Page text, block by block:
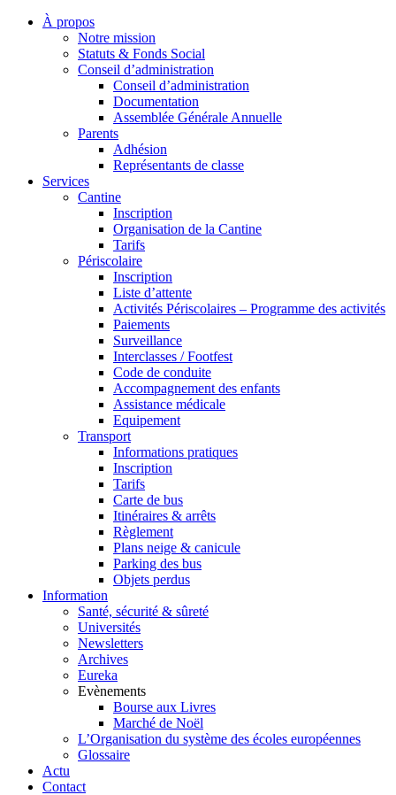
À propos
Notre mission
Statuts & Fonds Social
Conseil d’administration
Conseil d’administration
Documentation
Assemblée Générale Annuelle
Parents
Adhésion
Représentants de classe
Services
Cantine
Inscription
Organisation de la Cantine
Tarifs
Périscolaire
Inscription
Liste d’attente
Activités Périscolaires – Programme des activités
Paiements
Surveillance
Interclasses / Footfest
Code de conduite
Accompagnement des enfants
Assistance médicale
Equipement
Transport
Informations pratiques
Inscription
Tarifs
Carte de bus
Itinéraires & arrêts
Règlement
Plans neige & canicule
Parking des bus
Objets perdus
Information
Santé, sécurité & sûreté
Universités
Newsletters
Archives
Eureka
Evènements
Bourse aux Livres
Marché de Noël
L’Organisation du système des écoles européennes
Glossaire
Actu
Contact